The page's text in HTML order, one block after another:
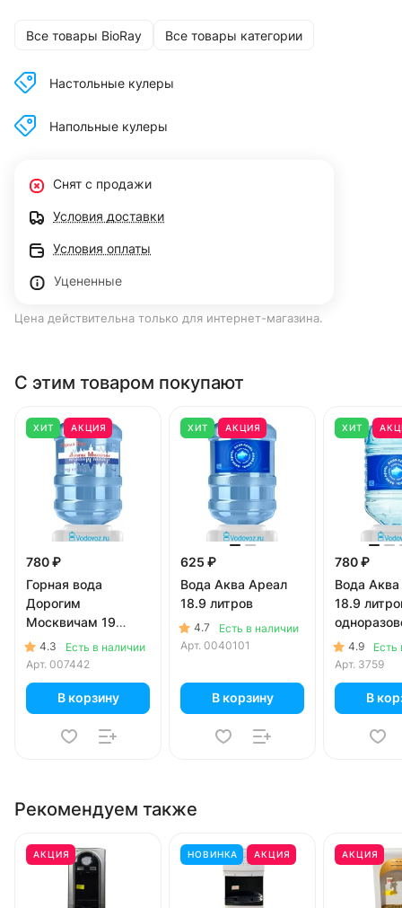
Все товары BioRay Все товары категории
Настольные кулеры
Напольные кулеры
Снят с продажи
Условия доставки
Условия оплаты
Уцененные
Цена действительна только для интернет-магазина.
С этим товаром покупают
ХИТ АКЦИЯ
780 ₽
Горная вода
Дорогим
Москвичам 19
литров
4.3
Есть в наличии
Арт. 007442
В корзину
ХИТ АКЦИЯ
625 ₽
Вода Аква Ареал
18.9 литров
4.7
Есть в наличии
Арт. 0040101
В корзину
ХИТ
780 ₽
Вода
18.9
4.9
Есть
Арт. 3759
В
Рекомендуем также
АКЦИЯ НОВИНКА АКЦИЯ АКЦИЯ